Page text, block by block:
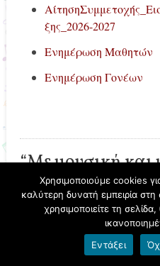
ξης_2026-2027
Ενημέρωση Μαθητών
Ενημέρωση Γονέων
“Με μουσική και
Πανελλήνιο
Σχολείων
ΤΑΜΑΡΗ ΕΡΜΙΟΝΗ
Χρησιμοποιούμε cookies
καλύτερη δυνατή εμπειρία
χρησιμοποιείτε τη
Εντάξει